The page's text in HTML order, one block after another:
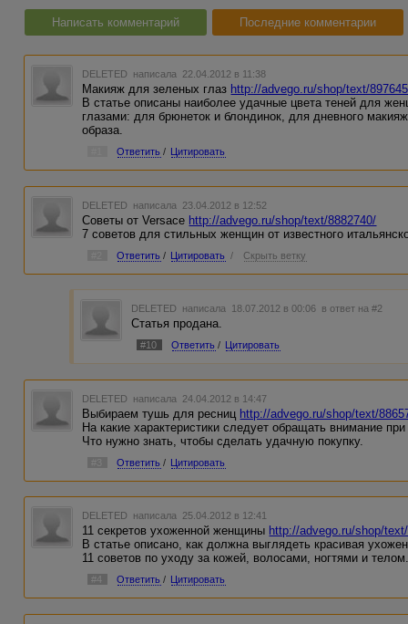
Написать комментарий Последние комментарии
DELETED написала 22.04.2012 в 11:38
Макияж для зеленых глаз http://advego.ru/shop/text/
В статье описаны наиболее удачные цвета теней для
глазами: для брюнеток и блондинок, для дневного
образа.
Ответить / Цитировать
DELETED написала 23.04.2012 в 12:52
Советы от Versace http://advego.ru/shop/text/8882740/
7 советов для стильных женщин от известного
Ответить / Цитировать / Скрыть ветку
DELETED написала 18.07.2012 в 00:06 в ответ на #2
Статья продана.
#10 Ответить / Цитировать
DELETED написала 24.04.2012 в 14:47
Выбираем тушь для ресниц http://advego.ru/shop/text/
На какие характеристики следует обращать внимание
Что нужно знать, чтобы сделать удачную покупку.
Ответить / Цитировать
DELETED написала 25.04.2012 в 12:41
11 секретов ухоженной женщины http://advego.ru/shop/
В статье описано, как должна выглядеть красивая
11 советов по уходу за кожей, волосами, ногтями и
#4 Ответить / Цитировать